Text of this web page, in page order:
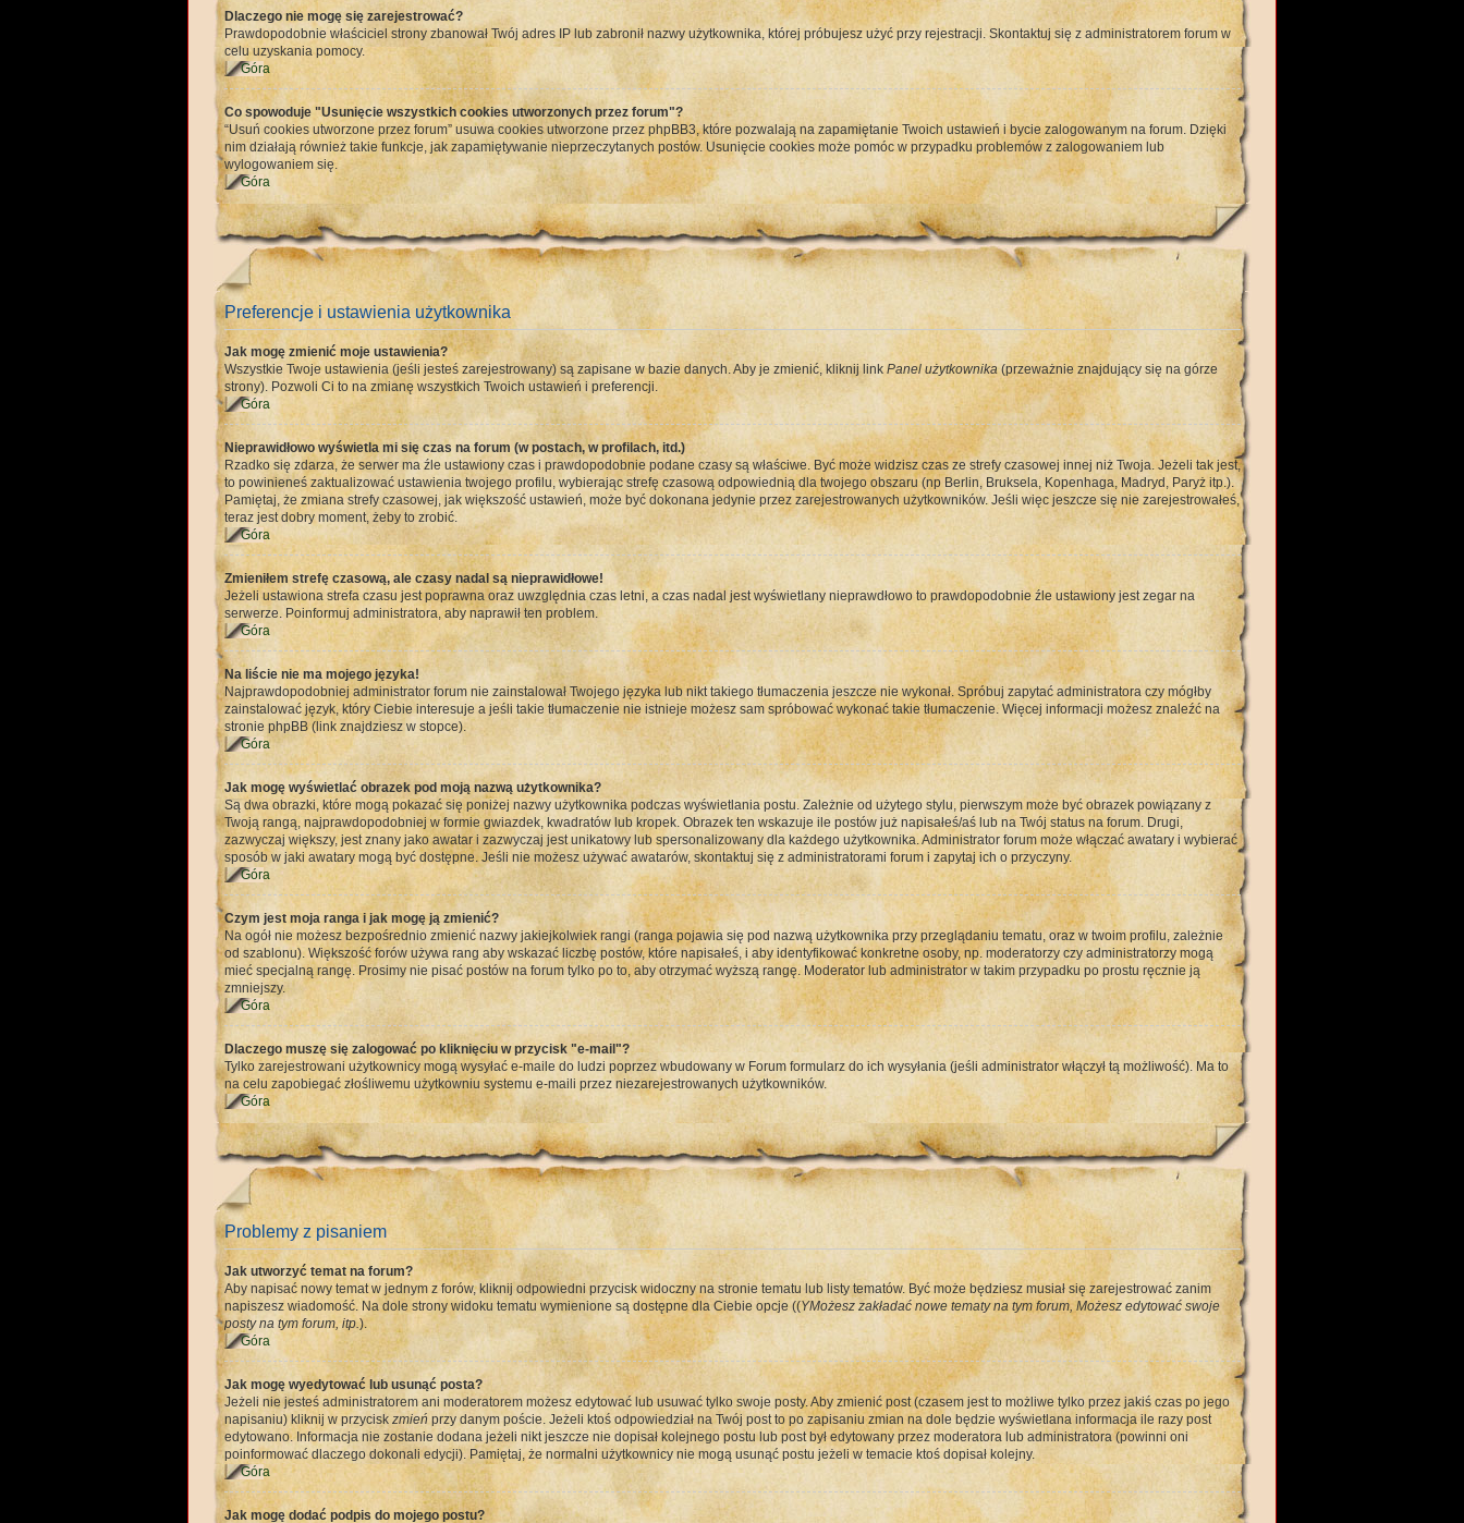
Dlaczego nie mogę się zarejestrować?
Prawdopodobnie właściciel strony zbanował Twój adres IP lub zabronił nazwy użytkownika, której próbujesz użyć przy rejestracji. Skontaktuj się z administratorem forum w
celu uzyskania pomocy.
Góra
Co spowoduje "Usunięcie wszystkich cookies utworzonych przez forum"?
“Usuń cookies utworzone przez forum” usuwa cookies utworzone przez phpBB3, które pozwalają na zapamiętanie Twoich ustawień i bycie zalogowanym na forum. Dzięki
nim działają również takie funkcje, jak zapamiętywanie nieprzeczytanych postów. Usunięcie cookies może pomóc w przypadku problemów z zalogowaniem lub
wylogowaniem się.
Góra
Preferencje i ustawienia użytkownika
Jak mogę zmienić moje ustawienia?
Wszystkie Twoje ustawienia (jeśli jesteś zarejestrowany) są zapisane w bazie danych. Aby je zmienić, kliknij linkPanel użytkownika(przeważnie znajdujący się na górze
strony). Pozwoli Ci to na zmianę wszystkich Twoich ustawień i preferencji.
Góra
Nieprawidłowo wyświetla mi się czas na forum (w postach, w profilach, itd.)
Rzadko się zdarza, że serwer ma źle ustawiony czas i prawdopodobnie podane czasy są właściwe. Być może widzisz czas ze strefy czasowej innej niż Twoja. Jeżeli tak jest,
to powinieneś zaktualizować ustawienia twojego profilu, wybierając strefę czasową odpowiednią dla twojego obszaru (np Berlin, Bruksela, Kopenhaga, Madryd, Paryż itp.).
Pamiętaj, że zmiana strefy czasowej, jak większość ustawień, może być dokonana jedynie przez zarejestrowanych użytkowników. Jeśli więc jeszcze się nie zarejestrowałeś,
teraz jest dobry moment, żeby to zrobić.
Góra
Zmieniłem strefę czasową, ale czasy nadal są nieprawidłowe!
Jeżeli ustawiona strefa czasu jest poprawna oraz uwzględnia czas letni, a czas nadal jest wyświetlany nieprawdłowo to prawdopodobnie źle ustawiony jest zegar na
serwerze. Poinformuj administratora, aby naprawił ten problem.
Góra
Na liście nie ma mojego języka!
Najprawdopodobniej administrator forum nie zainstalował Twojego języka lub nikt takiego tłumaczenia jeszcze nie wykonał. Spróbuj zapytać administratora czy mógłby
zainstalować język, który Ciebie interesuje a jeśli takie tłumaczenie nie istnieje możesz sam spróbować wykonać takie tłumaczenie. Więcej informacji możesz znaleźć na
stronie phpBB (link znajdziesz w stopce).
Góra
Jak mogę wyświetlać obrazek pod moją nazwą użytkownika?
Są dwa obrazki, które mogą pokazać się poniżej nazwy użytkownika podczas wyświetlania postu. Zależnie od użytego stylu, pierwszym może być obrazek powiązany z
Twoją rangą, najprawdopodobniej w formie gwiazdek, kwadratów lub kropek. Obrazek ten wskazuje ile postów już napisałeś/aś lub na Twój status na forum. Drugi,
zazwyczaj większy, jest znany jako awatar i zazwyczaj jest unikatowy lub spersonalizowany dla każdego użytkownika. Administrator forum może włączać awatary i wybierać
sposób w jaki awatary mogą być dostępne. Jeśli nie możesz używać awatarów, skontaktuj się z administratorami forum i zapytaj ich o przyczyny.
Góra
Czym jest moja ranga i jak mogę ją zmienić?
Na ogół nie możesz bezpośrednio zmienić nazwy jakiejkolwiek rangi (ranga pojawia się pod nazwą użytkownika przy przeglądaniu tematu, oraz w twoim profilu, zależnie
od szablonu). Większość forów używa rang aby wskazać liczbę postów, które napisałeś, i aby identyfikować konkretne osoby, np. moderatorzy czy administratorzy mogą
mieć specjalną rangę. Prosimy nie pisać postów na forum tylko po to, aby otrzymać wyższą rangę. Moderator lub administrator w takim przypadku po prostu ręcznie ją
zmniejszy.
Góra
Dlaczego muszę się zalogować po kliknięciu w przycisk "e-mail"?
Tylko zarejestrowani użytkownicy mogą wysyłać e-maile do ludzi poprzez wbudowany w Forum formularz do ich wysyłania (jeśli administrator włączył tą możliwość). Ma to
na celu zapobiegać złośliwemu użytkowniu systemu e-maili przez niezarejestrowanych użytkowników.
Góra
Problemy z pisaniem
Jak utworzyć temat na forum?
Aby napisać nowy temat w jednym z forów, kliknij odpowiedni przycisk widoczny na stronie tematu lub listy tematów. Być może będziesz musiał się zarejestrować zanim
napiszesz wiadomość. Na dole strony widoku tematu wymienione są dostępne dla Ciebie opcje ((YMożesz zakładać nowe tematy na tym forum, Możesz edytować swoje
posty na tym forum, itp.).
Góra
Jak mogę wyedytować lub usunąć posta?
Jeżeli nie jesteś administratorem ani moderatorem możesz edytować lub usuwać tylko swoje posty. Aby zmienić post (czasem jest to możliwe tylko przez jakiś czas po jego
napisaniu) kliknij w przycisk zmień przy danym poście. Jeżeli ktoś odpowiedział na Twój post to po zapisaniu zmian na dole będzie wyświetlana informacja ile razy post
edytowano. Informacja nie zostanie dodana jeżeli nikt jeszcze nie dopisał kolejnego postu lub post był edytowany przez moderatora lub administratora (powinni oni
poinformować dlaczego dokonali edycji). Pamiętaj, że normalni użytkownicy nie mogą usunąć postu jeżeli w temacie ktoś dopisał kolejny.
Góra
Jak mogę dodać podpis do mojego postu?